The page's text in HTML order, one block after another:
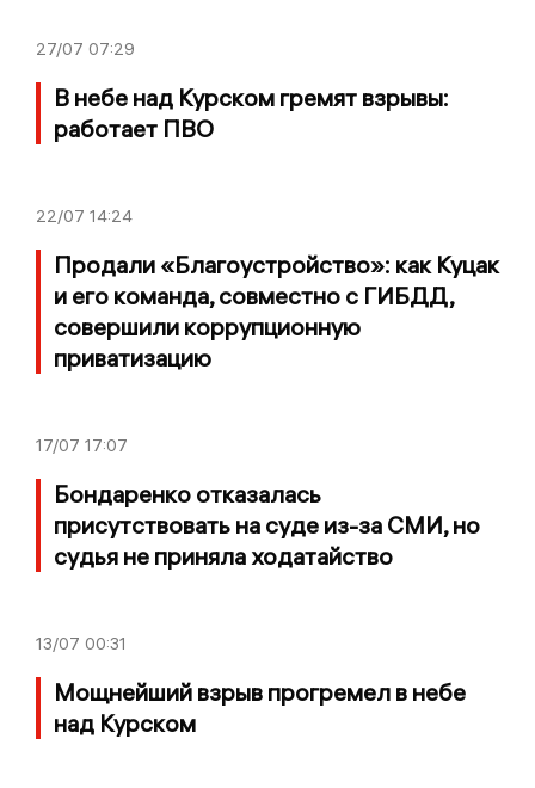
27/07 07:29
В небе над Курском гремят взрывы:
работает ПВО
22/07 14:24
Продали «Благоустройство»: как Куцак
и его команда, совместно с ГИБДД,
совершили коррупционную
приватизацию
17/07 17:07
Бондаренко отказалась
присутствовать на суде из-за СМИ, но
судья не приняла ходатайство
13/07 00:31
Мощнейший взрыв прогремел в небе
над Курском